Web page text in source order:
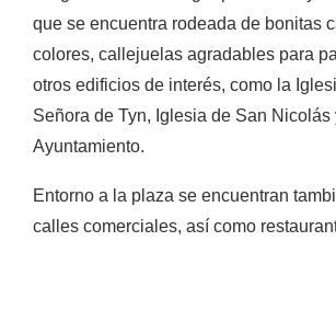
que se encuentra rodeada de bonitas
colores, callejuelas agradables para
otros edificios de interés, como la
Señora de Tyn, Iglesia de San Nicolás
Ayuntamiento.
Entorno a la plaza se encuentran
calles comerciales, así como